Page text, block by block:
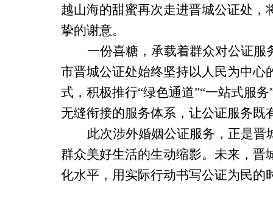
越山海的甜蜜再次走进晋城公证处
挚的谢意。
一份喜糖，承载着群众对公证
市晋城公证处始终坚持以人民为中
式，积极推行“绿色通道”“一站式服
无缝衔接的服务体系，让公证服务
此次涉外婚姻公证服务，正是晋
群众美好生活的生动缩影。未来，
化水平，用实际行动书写公证为民的